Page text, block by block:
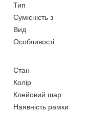
Тип
Сумісність з
Вид
Особливості
Стан
Колір
Клейовий шар
Наявність рамки